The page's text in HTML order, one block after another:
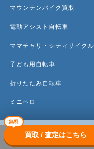
無料
買取 / 査定はこちら
マウンテンバイク買取
電動アシスト自転車
ママチャリ・シティサイクル
子ども用自転車
折りたたみ自転車
ミニベロ
トップ